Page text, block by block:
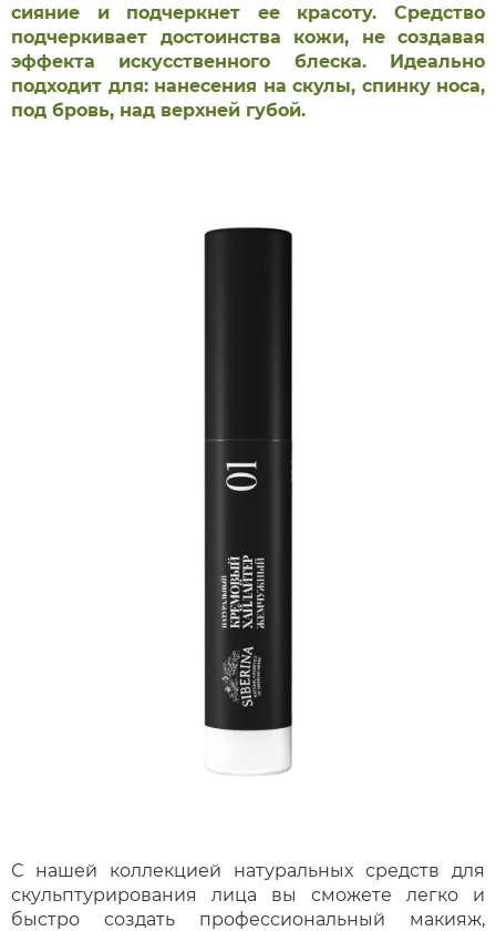
сияние и подчеркнет ее красоту. Средство
подчеркивает достоинства кожи, не создавая
эффекта искусственного блеска. Идеально
подходит для: нанесения на скулы, спинку носа,
под бровь, над верхней губой.
С нашей коллекцией натуральных средств для
скульптурирования лица вы сможете легко и
быстро создать профессиональный макияж,